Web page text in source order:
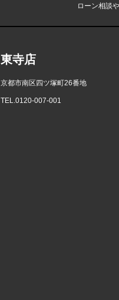
ローン相談
東寺店
京都市南区四ツ塚町26番地
TEL.0120-007-001